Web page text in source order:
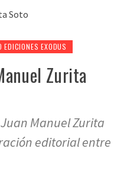
EDICIONES EXODUS
Zurita
Manuel Zurita
editorial entre